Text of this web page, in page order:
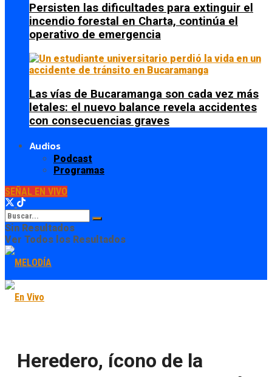
Persisten las dificultades para extinguir el
incendio forestal en Charta, continúa el
operativo de emergencia
Las vías de Bucaramanga son cada vez más
letales: el nuevo balance revela accidentes
con consecuencias graves
Audios
Podcast
Programas
SEÑAL EN VIVO
Sin Resultados
Ver Todos los Resultados
Heredero, ícono de la